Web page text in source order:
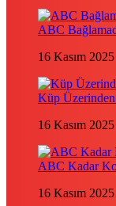
ABC
16 Kasım 2025
Küp
16 Kasım 2025
ABC Kadar
16 Kasım 2025